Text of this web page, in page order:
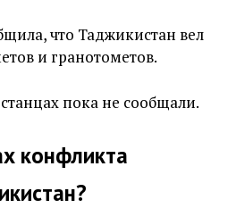
что Таджикистан вел
и гранотометов.
пока не сообщали.
конфликта